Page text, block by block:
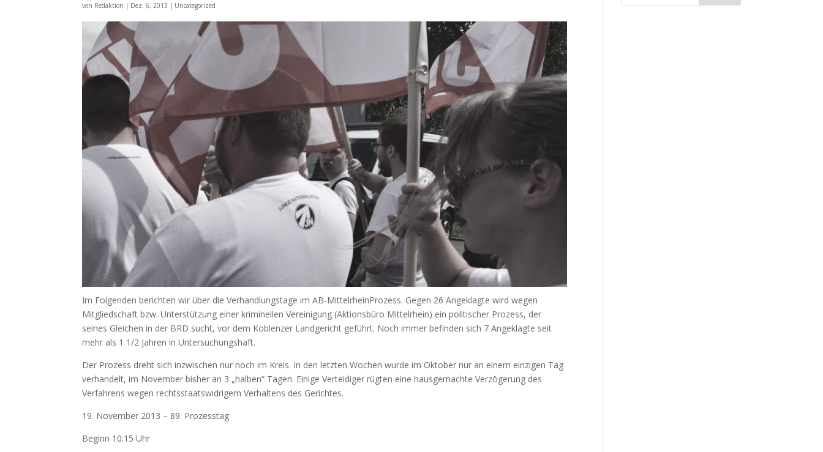
von Redaktion | Dez. 6, 2013 | Uncategorized
Im Folgenden berichten wir über die Verhand­lungs­tage im AB-Mittel­rhein­Prozess. Gegen 26 Angeklagte wird wegen
Mitglied­schaft bzw. Unter­stützung einer kriminellen Vereinigung (Aktionsbüro Mittelrhein) ein politischer Prozess, der
seines Gleichen in der BRD sucht, vor dem Koblenzer Landgericht geführt. Noch immer befinden sich 7 Angeklagte seit
mehr als 1 1/2 Jahren in Unter­suchungshaft.
Der Prozess dreht sich inzwischen nur noch im Kreis. In den letzten Wochen wurde im Oktober nur an einem einzigen Tag
verhandelt, im November bisher an 3 „halben“ Tagen. Einige Verteidiger rügten eine hausgemachte Verzögerung des
Verfahrens wegen rechtsstaatswidrigem Verhaltens des Gerichtes.
19. November 2013 – 89. Prozesstag
Beginn 10:15 Uhr